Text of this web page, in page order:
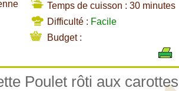
Temps de cuisson : 30 minutes
Difficulté : Facile
Budget :
Poulet rôti aux